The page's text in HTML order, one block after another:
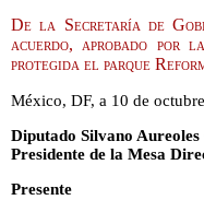
De la Secretaría de
acuerdo, aprobado por
protegida el parque
México, DF, a 10 de
Diputado Silvano Aureoles
Presidente de la Mesa
Presente